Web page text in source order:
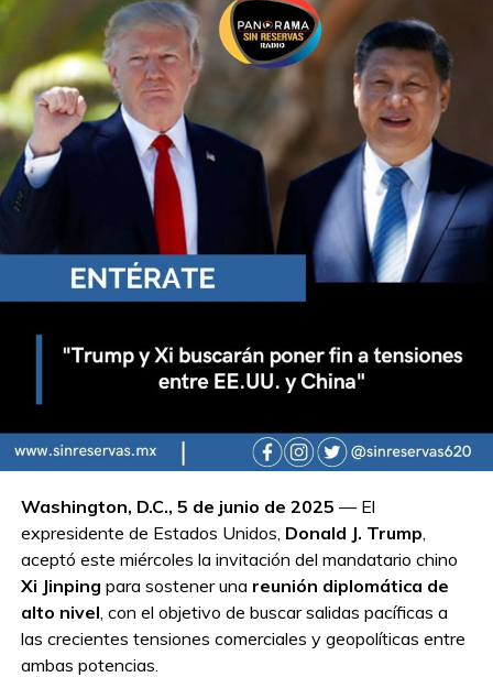
Washington, D.C., 5 de junio de 2025 — El
expresidente de Estados Unidos, Donald J. Trump,
aceptó este miércoles la invitación del mandatario chino
Xi Jinping para sostener una reunión diplomática de
alto nivel, con el objetivo de buscar salidas pacíficas a
las crecientes tensiones comerciales y geopolíticas entre
ambas potencias.